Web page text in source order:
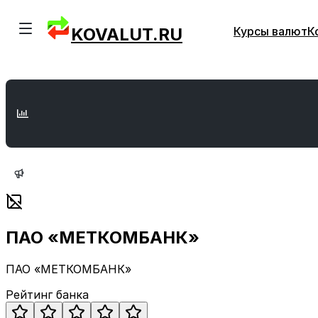
KOVALUT.RU Курсы валют
ПАО «МЕТКОМБАНК»
ПАО «МЕТКОМБАНК»
Рейтинг банка